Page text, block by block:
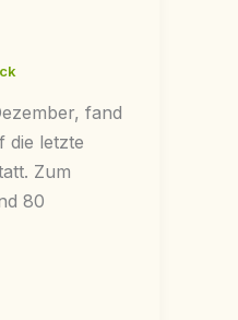
fand
die letzte
Zum
80